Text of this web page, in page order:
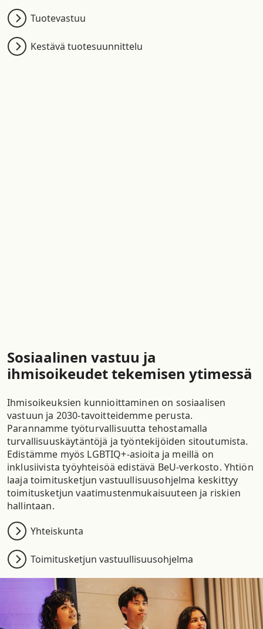
Tuotevastuu
Kestävä tuotesuunnittelu
Sosiaalinen vastuu ja
ihmisoikeudet tekemisen ytimessä
Ihmisoikeuksien kunnioittaminen on sosiaalisen
vastuun ja 2030-tavoitteidemme perusta.
Parannamme työturvallisuutta tehostamalla
turvallisuuskäytäntöjä ja työntekijöiden sitoutumista.
Edistämme myös LGBTIQ+-asioita ja meillä on
inklusiivista työyhteisöä edistävä BeU-verkosto. Yhtiön
laaja toimitusketjun vastuullisuusohjelma keskittyy
toimitusketjun vaatimustenmukaisuuteen ja riskien
hallintaan.
Yhteiskunta
Toimitusketjun vastuullisuusohjelma